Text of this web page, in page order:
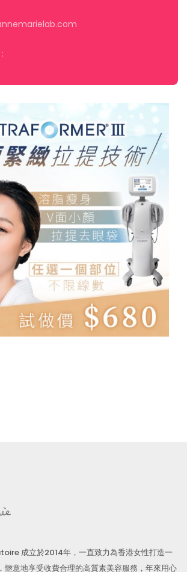
成立於2014年，一直致力為香港女性打造一
愜意地享受收費合理的高質素美容服務，年來用心